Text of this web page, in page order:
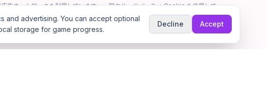
告ネットワークを利用しています。一部のサードパーティ Cookie を使用して
ナライズ広告を配信する場合があります。
料のオンラインダイヤモンドアート＆ビーズアート塗り絵ゲーム。
and advertising. You can accept optional
storage for game progress.
Decline Accept